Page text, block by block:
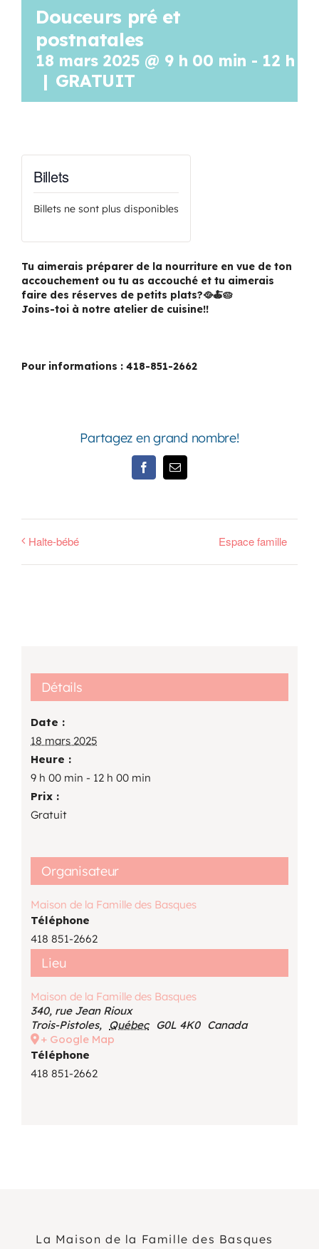
Programmation
Mon Compte
Douceurs pré et
postnatales
18 mars 2025 @ 9 h 00 min - 12 h
| GRATUIT
Billets
Billets ne sont plus disponibles
Tu aimerais préparer de la nourriture en vue de ton
accouchement ou tu as accouché et tu aimerais
faire des réserves de petits plats?🥘🍝🥧
Joins-toi à notre atelier de cuisine!!
Pour informations : 418-851-2662
Partagez en grand nombre!
FacebookEmail
Halte-bébé Espace famille
Détails
Date :
18 mars 2025
Heure :
9 h 00 min - 12 h 00 min
Prix :
Gratuit
Lieu
Maison de la Famille des Basques
340, rue Jean Rioux
Trois-Pistoles, Québec G0L 4K0 Canada
+ Google Map
Téléphone
418 851-2662
Organisateur
Maison de la Famille des Basques
Téléphone
418 851-2662
La Maison de la Famille des Basques